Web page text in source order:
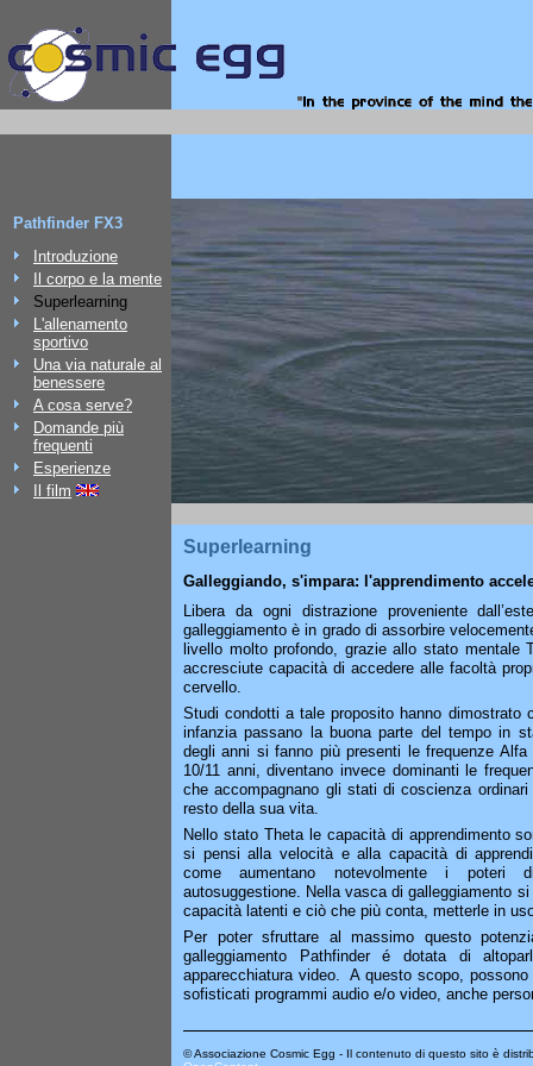
Pathfinder FX3
Introduzione
Il corpo e la mente
Superlearning
L'allenamento
sportivo
Una via naturale al
benessere
A cosa serve?
Domande più
frequenti
Esperienze
Il film
Superlearning
Galleggiando, s'impara: l'apprendimento
Libera da ogni distrazione proveniente
galleggiamento è in grado di assorbire
livello molto profondo, grazie allo stato
accresciute capacità di accedere alle facoltà
cervello.
Studi condotti a tale proposito hanno dimostrato
infanzia passano la buona parte del tempo in
degli anni si fanno più presenti le frequenze
10/11 anni, diventano invece dominanti le
che accompagnano gli stati di coscienza
resto della sua vita.
Nello stato Theta le capacità di apprendimento
si pensi alla velocità e alla capacità di
come aumentano notevolmente i poteri
autosuggestione. Nella vasca di galleggiamento
capacità latenti e ciò che più conta, metterle in
Per poter sfruttare al massimo questo
galleggiamento Pathfinder é dotata di
apparecchiatura video. A questo scopo,
sofisticati programmi audio e/o video, anche
© Associazione Cosmic Egg - Il contenuto di questo sito è